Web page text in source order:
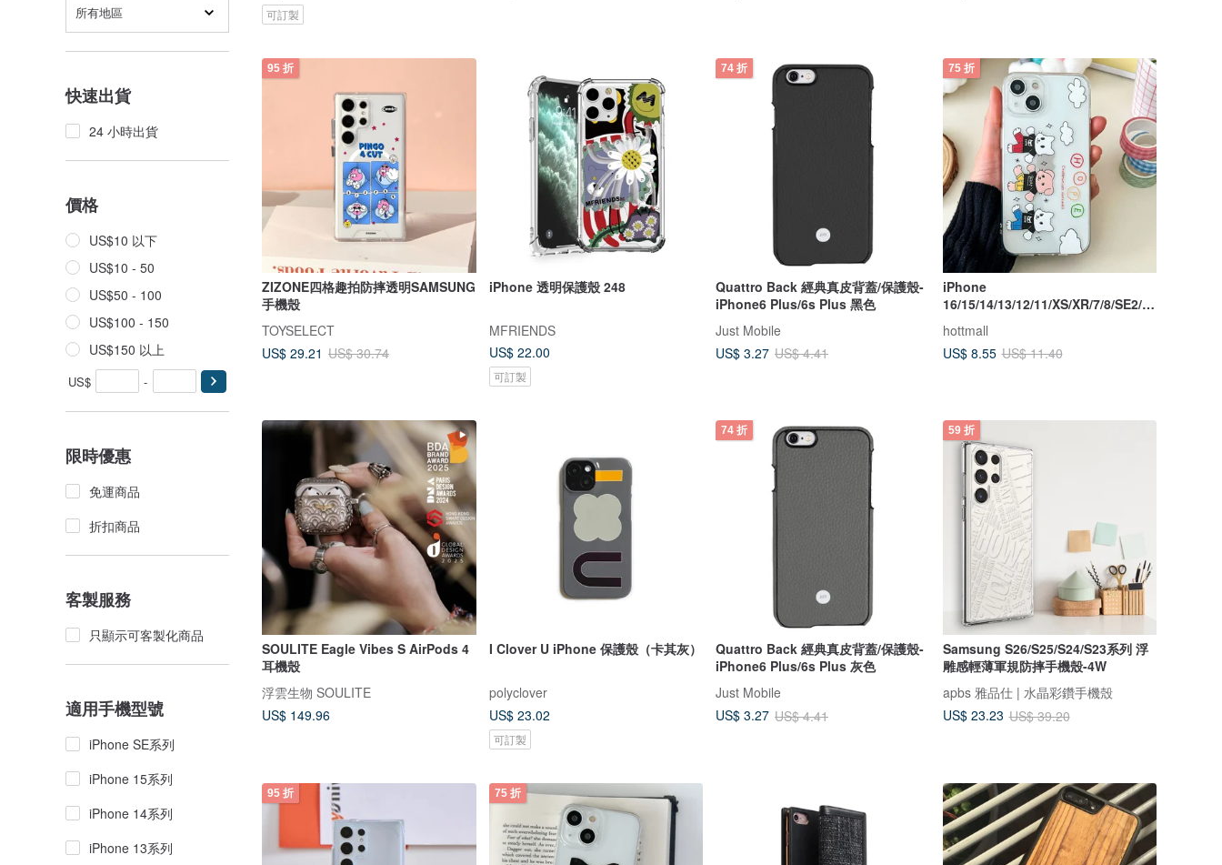
所有地區
快速出貨
24 小時出貨
價格
US$10 以下
US$10 - 50
US$50 - 100
US$100 - 150
US$150 以上
US$ -
限時優惠
免運商品
折扣商品
客製服務
只顯示可客製化商品
適用手機型號
iPhone SE系列
iPhone 15系列
iPhone 14系列
iPhone 13系列
可訂製
95 折
ZIZONE四格趣拍防摔透明SAMSUNG
手機殼
TOYSELECT
US$ 29.21 US$ 30.74
iPhone 透明保護殼 248
MFRIENDS
US$ 22.00
可訂製
74 折
Quattro Back 經典真皮背蓋/保護殼-
iPhone6 Plus/6s Plus 黑色
Just Mobile
US$ 3.27 US$ 4.41
75 折
iPhone
16/15/14/13/12/11/XS/XR/7/8/SE2/S
hottmall
US$ 8.55 US$ 11.40
SOULITE Eagle Vibes S AirPods 4
耳機殼
浮雲生物 SOULITE
US$ 149.96
I Clover U iPhone 保護殼（卡其灰）
polyclover
US$ 23.02
可訂製
74 折
Quattro Back 經典真皮背蓋/保護殼-
iPhone6 Plus/6s Plus 灰色
Just Mobile
US$ 3.27 US$ 4.41
59 折
Samsung S26/S25/S24/S23系列 浮
雕感輕薄軍規防摔手機殼-4W
apbs 雅品仕 | 水晶彩鑽手機殼
US$ 23.23 US$ 39.20
95 折 75 折